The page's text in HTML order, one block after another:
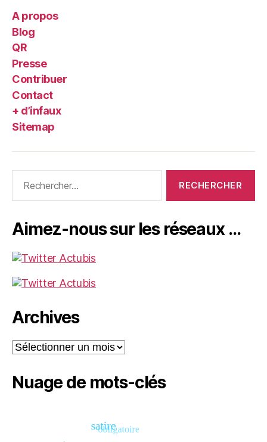
A propos
Blog
QR
Presse
Contribuer
Contact
+ d’infaux
Sitemap
Aimez-nous sur les réseaux …
Archives
Archives
Nuage de mots-clés